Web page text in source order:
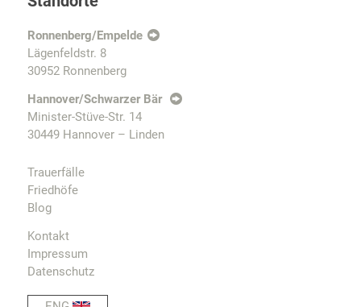
Ronnenberg/Empelde
Lägenfeldstr. 8
30952 Ronnenberg
Hannover/Schwarzer Bär
Minister-Stüve-Str. 14
30449 Hannover – Linden
Trauerfälle
Friedhöfe
Blog
Kontakt
Impressum
Datenschutz